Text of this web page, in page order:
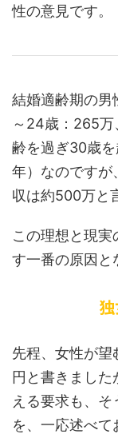
性の意見です。
結婚適齢期の男
～24歳：265
齢を過ぎ30歳
年）なのですが
収は約500万と
この理想と現実
す一番の原因と
先程、女性が
円と書きまし
える要求も、
を、一応述べて